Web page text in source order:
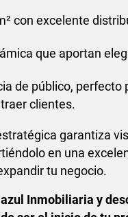
con excelente
que aportan
de público, perfecto
clientes.
garantiza
en una
tu negocio.
Inmobiliaria y